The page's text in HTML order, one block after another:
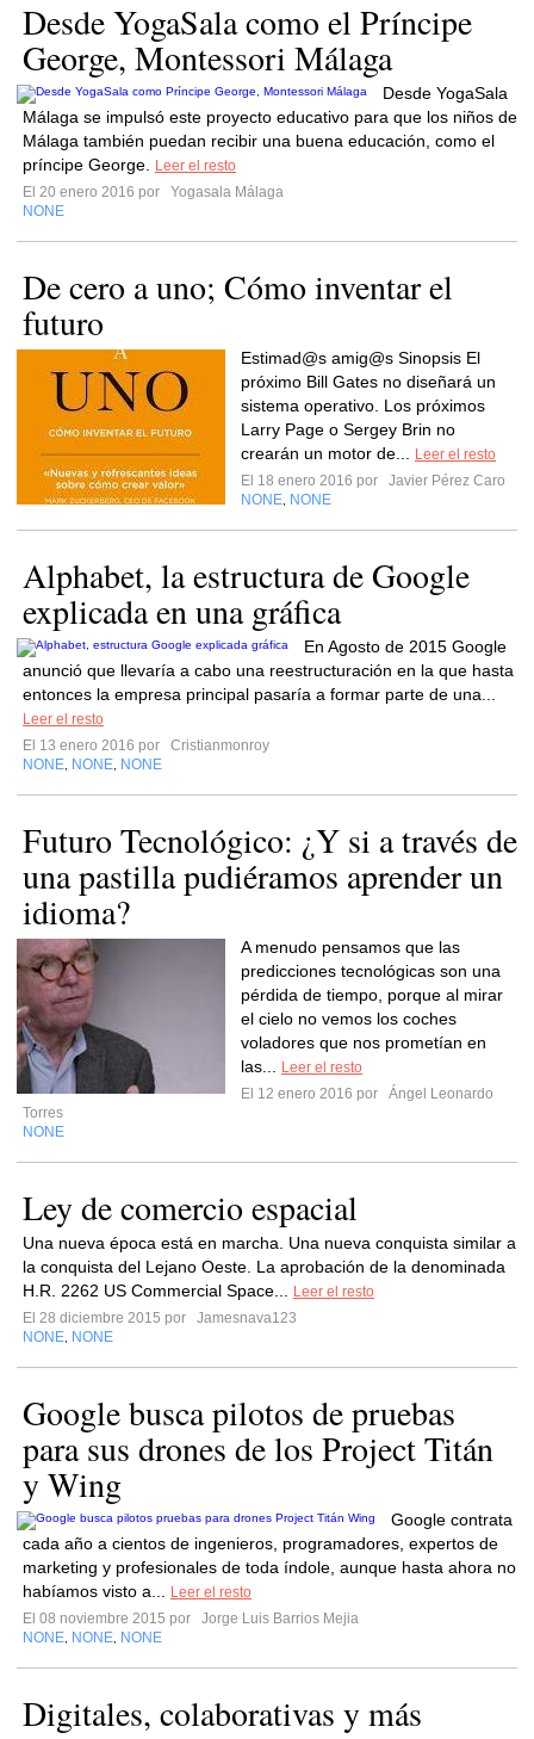
Desde YogaSala como el Príncipe
George, Montessori Málaga
Desde YogaSala
Málaga se impulsó este proyecto educativo para que los niños de
Málaga también puedan recibir una buena educación, como el
príncipe George.
Leer el resto
El 20 enero 2016 por
Yogasala Málaga
NONE
De cero a uno; Cómo inventar el
futuro
Estimad@s amig@s Sinopsis El
próximo Bill Gates no diseñará un
sistema operativo. Los próximos
Larry Page o Sergey Brin no
crearán un motor de...
Leer el resto
El 18 enero 2016 por
Javier Pérez Caro
NONE NONE
Alphabet, la estructura de Google
explicada en una gráfica
En Agosto de 2015 Google
anunció que llevaría a cabo una reestructuración en la que hasta
entonces la empresa principal pasaría a formar parte de una...
Leer el resto
El 13 enero 2016 por
Cristianmonroy
NONE NONE NONE
Futuro Tecnológico: ¿Y si a través de
una pastilla pudiéramos aprender un
idioma?
A menudo pensamos que las
predicciones tecnológicas son una
pérdida de tiempo, porque al mirar
el cielo no vemos los coches
voladores que nos prometían en
las...
Leer el resto
El 12 enero 2016 por
Ángel Leonardo
Torres
NONE
Ley de comercio espacial
Una nueva época está en marcha. Una nueva conquista similar a
la conquista del Lejano Oeste. La aprobación de la denominada
H.R. 2262 US Commercial Space...
Leer el resto
El 28 diciembre 2015 por
Jamesnava123
NONE NONE
Google busca pilotos de pruebas
para sus drones de los Project Titán
y Wing
Google contrata
cada año a cientos de ingenieros, programadores, expertos de
marketing y profesionales de toda índole, aunque hasta ahora no
habíamos visto a...
Leer el resto
El 08 noviembre 2015 por
Jorge Luis Barrios Mejia
NONE NONE NONE
Digitales, colaborativas y más